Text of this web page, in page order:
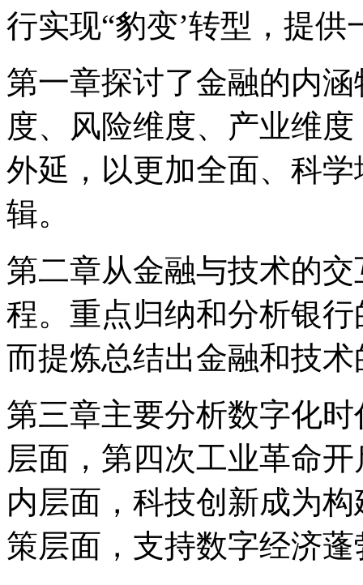
行实现“豹变’转型，提
第一章探讨了金融的内
度、风险维度、产业维
外延，以更加全面、科
辑。
第二章从金融与技术的
程。重点归纳和分析银
而提炼总结出金融和技
第三章主要分析数字化
层面，第四次工业革命
内层面，科技创新成为
策层面，支持数字经济